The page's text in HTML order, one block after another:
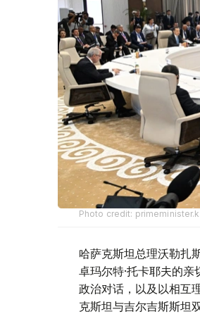
Photo credit:
哈萨克斯坦总理沃勒扎
卓玛尔特·托卡耶夫的
政治对话，以及以相互
克斯坦与吉尔吉斯斯坦